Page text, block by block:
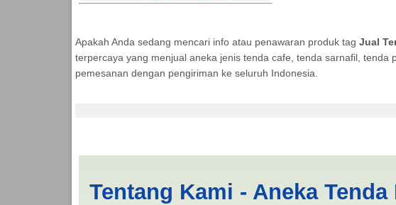
Apakah Anda sedang mencari info atau penawaran produk tag Jual
terpercaya yang menjual aneka jenis tenda cafe, tenda sarnafil,
pemesanan dengan pengiriman ke seluruh Indonesia.
Tentang Kami - Aneka